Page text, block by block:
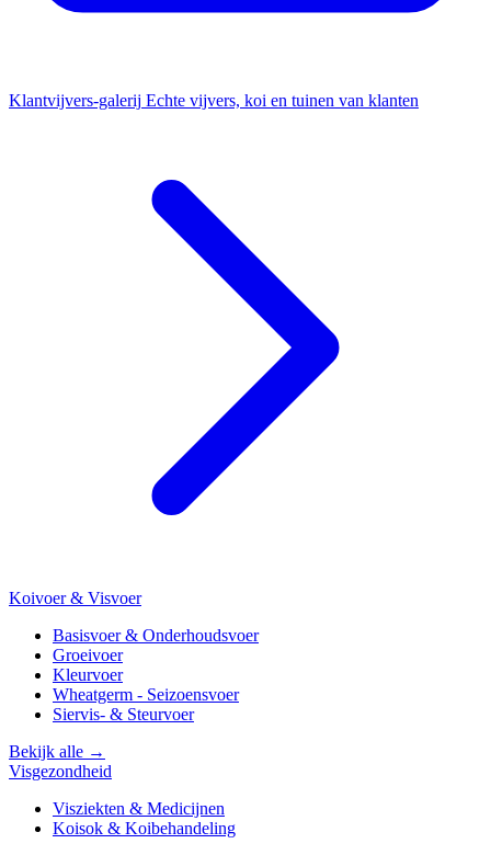
Klantvijvers-galerij Echte vijvers, koi en tuinen van klanten
Koivoer & Visvoer
Basisvoer & Onderhoudsvoer
Groeivoer
Kleurvoer
Wheatgerm - Seizoensvoer
Siervis- & Steurvoer
Bekijk alle →
Visgezondheid
Visziekten & Medicijnen
Koisok & Koibehandeling